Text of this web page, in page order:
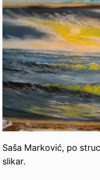
Saša Marković, po
slikar.